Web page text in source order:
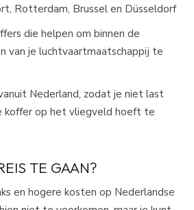
Rotterdam, Brussel en Düsseldorf
die helpen om binnen de
van je luchtvaartmaatschappij te
Nederland, zodat je niet last
koffer op het vliegveld hoeft te
TE GAAN?
en hogere kosten op Nederlandse